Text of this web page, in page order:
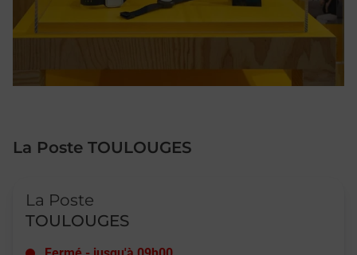
La Poste TOULOUGES
La Poste
TOULOUGES